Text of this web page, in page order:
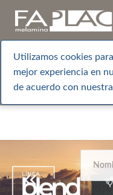
Utilizamos cookies
mejor experiencia en
de acuerdo con